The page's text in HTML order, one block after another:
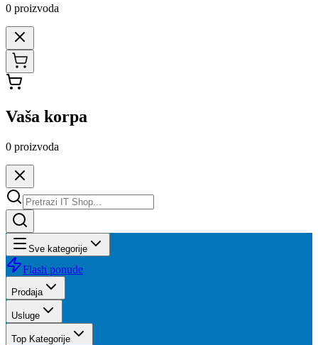
0 proizvoda
Vaša korpa
0 proizvoda
Sve kategorije
Flash ponude
Prodaja
Usluge
Top Kategorije